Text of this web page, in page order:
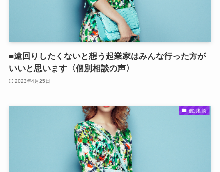
■遠回りしたくないと想う起業家はみんな行った方が
いいと思います〈個別相談の声〉
2023年4月25日
個別相談